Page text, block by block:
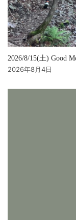
2026/8/15(土) Good
2026年8月4日